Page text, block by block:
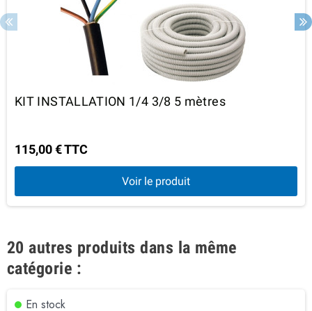
KIT INSTALLATION 1/4 3/8 5 mètres
115,00 € TTC
Voir le produit
20 autres produits dans la même
catégorie :
En stock